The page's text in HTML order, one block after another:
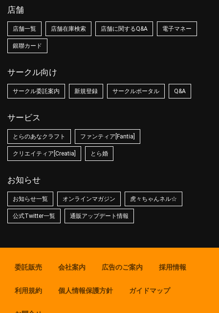
店舗
店舗一覧 店舗在庫検索 店舗に関するQ&A 電子マネー
銀聯カード
サークル向け
サークル委託案内 新規登録 サークルポータル Q&A
サービス
とらのあなクラフト ファンティア[Fantia]
クリエイティア[Creatia] とら婚
お知らせ
お知らせ一覧 オンラインマガジン 虎々ちゃんネル☆
公式Twitter一覧 通販アップデート情報
委託販売 会社案内 広告のご案内 採用情報
利用規約 個人情報保護方針 ガイドマップ